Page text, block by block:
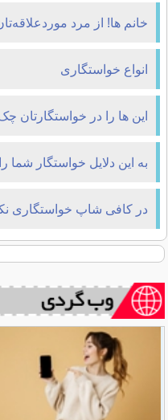
خانم ها! از مرد
انواع خواستگاری
این ها را در خواستگارتان
به این دلایل خواستگار شما
در کافی شاپ خواستگاری